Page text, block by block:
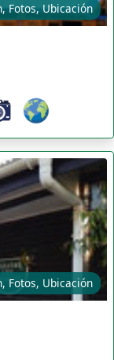
Fotos, Ubicación
Fotos, Ubicación